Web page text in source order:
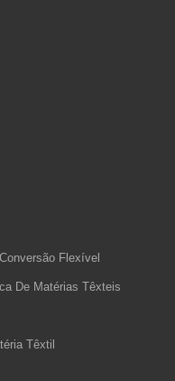
Flexível
De Matérias Têxteis
Têxtil